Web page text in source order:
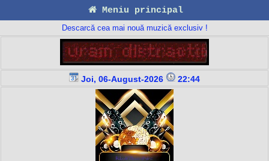
Meniu principal
Descarcă cea mai nouă muzică exclusiv !
Joi, 06-August-2026 22:44